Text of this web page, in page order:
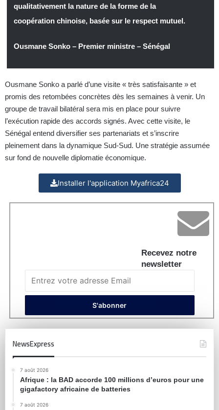
qualitativement la nature de la forme de la
coopération chinoise, basée sur le respect mutuel.
Ousmane Sonko – Premier ministre – Sénégal
Ousmane Sonko a parlé d’une visite « très satisfaisante » et
promis des retombées concrètes dès les semaines à venir. Un
groupe de travail bilatéral sera mis en place pour suivre
l’exécution rapide des accords signés. Avec cette visite, le
Sénégal entend diversifier ses partenariats et s’inscrire
pleinement dans la dynamique Sud-Sud. Une stratégie assumée
sur fond de nouvelle diplomatie économique.
Installer l'application Myafrica24
Recevez notre
newsletter
NewsExpress
7 août 2026
Afrique : la BAD accorde 100 millions d’euros pour une
gigafactory africaine de batteries
7 août 2026